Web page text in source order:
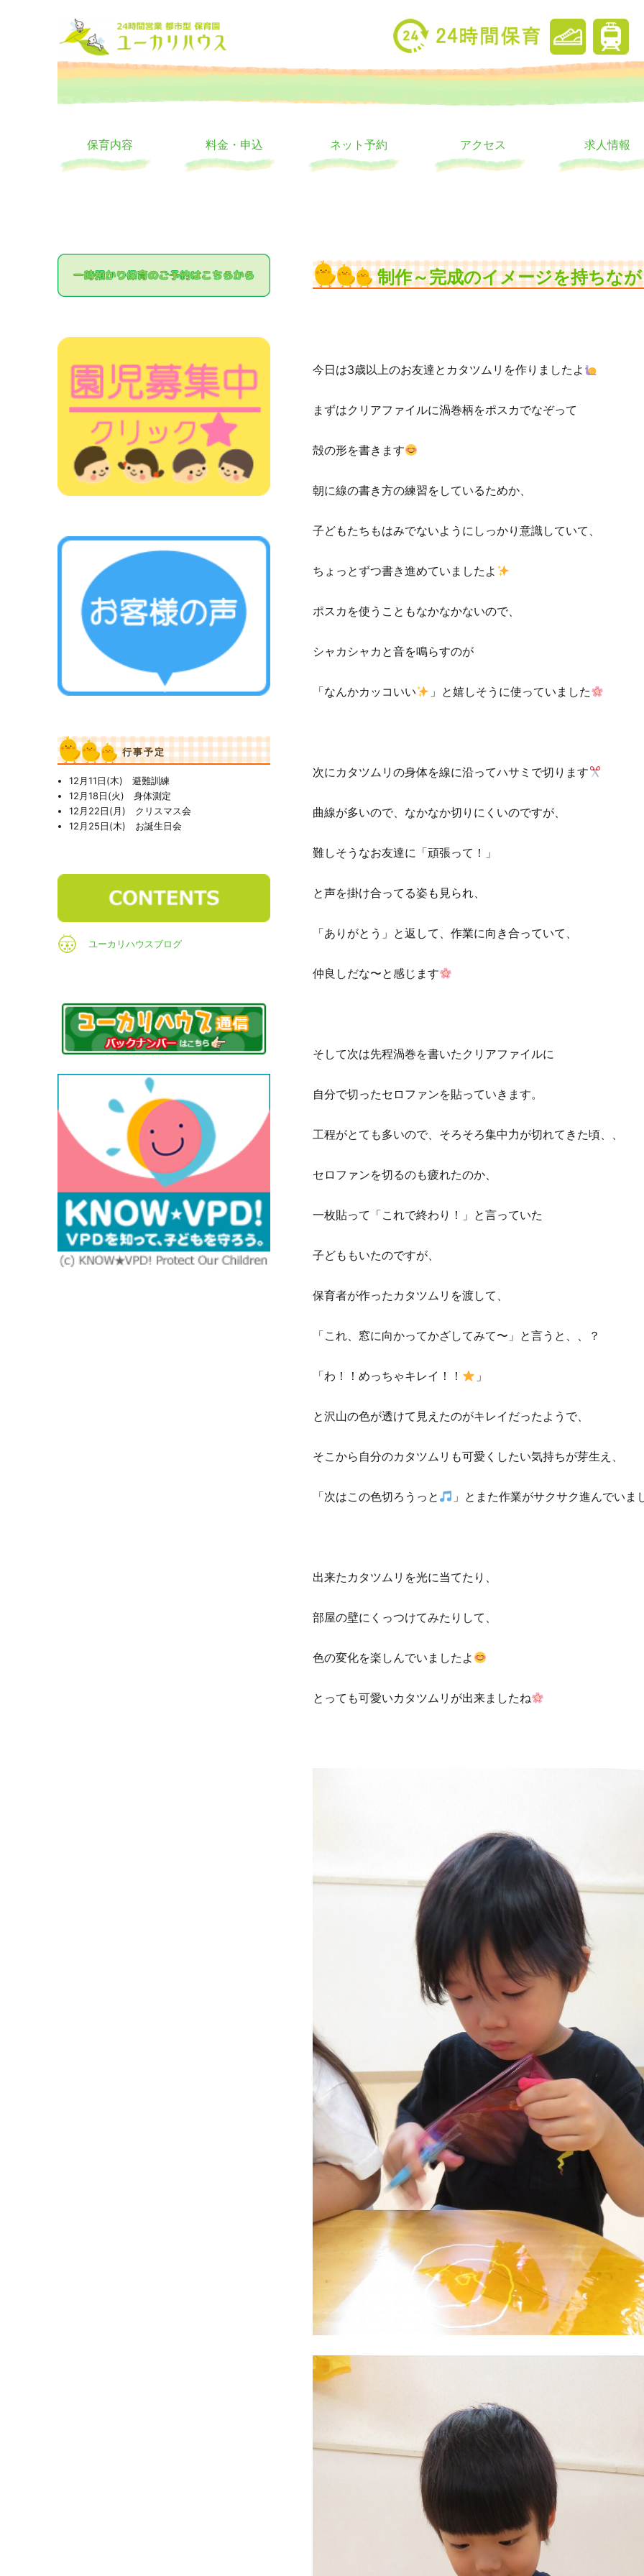
24時間託児所 ユーカリハウス
大阪の24時間託児所 ユーカリハウス 月極 一時保育 一時預かり
保育内容 料金・申込 ネット予約 アクセス 求人情報
制作～完成のイメージを持ちな
今日は3歳以上のお友達とカタツムリを作りましたよ
まずはクリアファイルに渦巻柄をポスカでなぞって
殻の形を書きます
朝に線の書き方の練習をしているためか、
子どもたちもはみでないようにしっかり意識していて、
ちょっとずつ書き進めていましたよ
ポスカを使うこともなかなかないので、
シャカシャカと音を鳴らすのが
「なんかカッコいい 」と嬉しそうに使っていました
次にカタツムリの身体を線に沿ってハサミで切ります
曲線が多いので、なかなか切りにくいのですが、
難しそうなお友達に「頑張って！」
と声を掛け合ってる姿も見られ、
「ありがとう」と返して、作業に向き合っていて、
仲良しだな〜と感じます
そして次は先程渦巻を書いたクリアファイルに
自分で切ったセロファンを貼っていきます。
工程がとても多いので、そろそろ集中力が切れてきた頃、、
セロファンを切るのも疲れたのか、
一枚貼って「これで終わり！」と言っていた
子どももいたのですが、
保育者が作ったカタツムリを渡して、
「これ、窓に向かってかざしてみて〜」と言うと、、？
「わ！！めっちゃキレイ！！ 」
と沢山の色が透けて見えたのがキレイだったようで、
そこから自分のカタツムリも可愛くしたい気持ちが芽生え、
「次はこの色切ろうっと 」とまた作業がサクサク進んでいま
出来たカタツムリを光に当てたり、
部屋の壁にくっつけてみたりして、
色の変化を楽しんでいましたよ
とっても可愛いカタツムリが出来ましたね
行事予定
12月11日(木) 避難訓練
12月18日(火) 身体測定
12月22日(月) クリスマス会
12月25日(木) お誕生日会
ユーカリハウスブログ